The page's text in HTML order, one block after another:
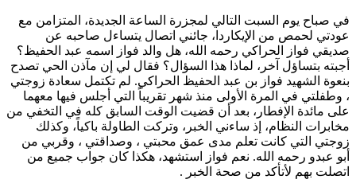
في صباح يوم السبت التالي لمجزرة الساعة الجديدة، المتزامن مع
عودتي لحمص من الإيكاردا، جائني اتصال يتساءل صاحبه عن
صديقي فواز الحراكي رحمه الله، هل والد فواز اسمه عبد الحفيظ؟
أجبته بتساؤل آخر، لماذا هذا السؤال؟ فقال لي إن مآذن الحي تصدح
بنعوة الشهيد فواز بن عبد الحفيظ الحراكي. لم تكتمل سعادة زوجتي
، وطفلتي في المرة الأولى منذ شهر تقريباً التي أجلس فيها معهما
على مائدة الإفطار، بعد أن قضيت الوقت السابق كله في التخفي من
مخابرات النظام، إذ ساءني الخبر، وتركت الطاولة باكياً، وكذلك
زوجتي التي كانت تعلم مدى عمق محبتي ، وصداقتي ، وقربي من
أبو عبدو رحمه الله. نعم فواز استشهد، هكذا كان جواب جميع من
اتصلت بهم لأتأكد من صحة الخبر .